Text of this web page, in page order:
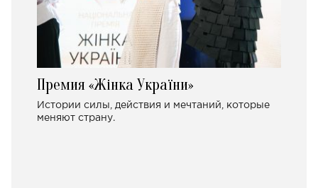
Премия «Жінка України»
Истории силы, действия и мечтаний, которые
меняют страну.